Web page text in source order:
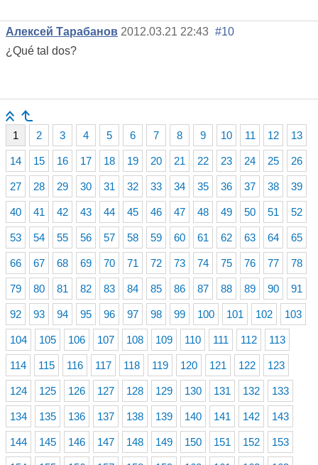
Алексей Тарабанов 2012.03.21 22:43 #10
¿Qué tal dos?
1 2 3 4 5 6 7 8 9 10 11 12 13
14 15 16 17 18 19 20 21 22 23 24 25 26
27 28 29 30 31 32 33 34 35 36 37 38 39
40 41 42 43 44 45 46 47 48 49 50 51 52
53 54 55 56 57 58 59 60 61 62 63 64 65
66 67 68 69 70 71 72 73 74 75 76 77 78
79 80 81 82 83 84 85 86 87 88 89 90 91
92 93 94 95 96 97 98 99 100 101 102 103
104 105 106 107 108 109 110 111 112 113
114 115 116 117 118 119 120 121 122 123
124 125 126 127 128 129 130 131 132 133
134 135 136 137 138 139 140 141 142 143
144 145 146 147 148 149 150 151 152 153